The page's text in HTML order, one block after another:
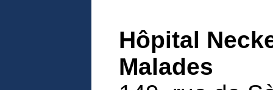
Hôpital
Malades